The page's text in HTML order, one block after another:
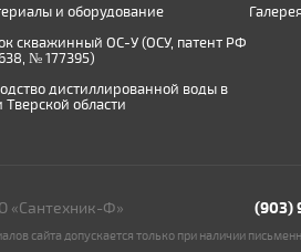
и оборудование
скважинный ОС-У (ОСУ, патент РФ
№ 177395)
дистиллированной воды в
Тверской области
«Сантехник-Ф» (903)
сайта допускается только при наличии